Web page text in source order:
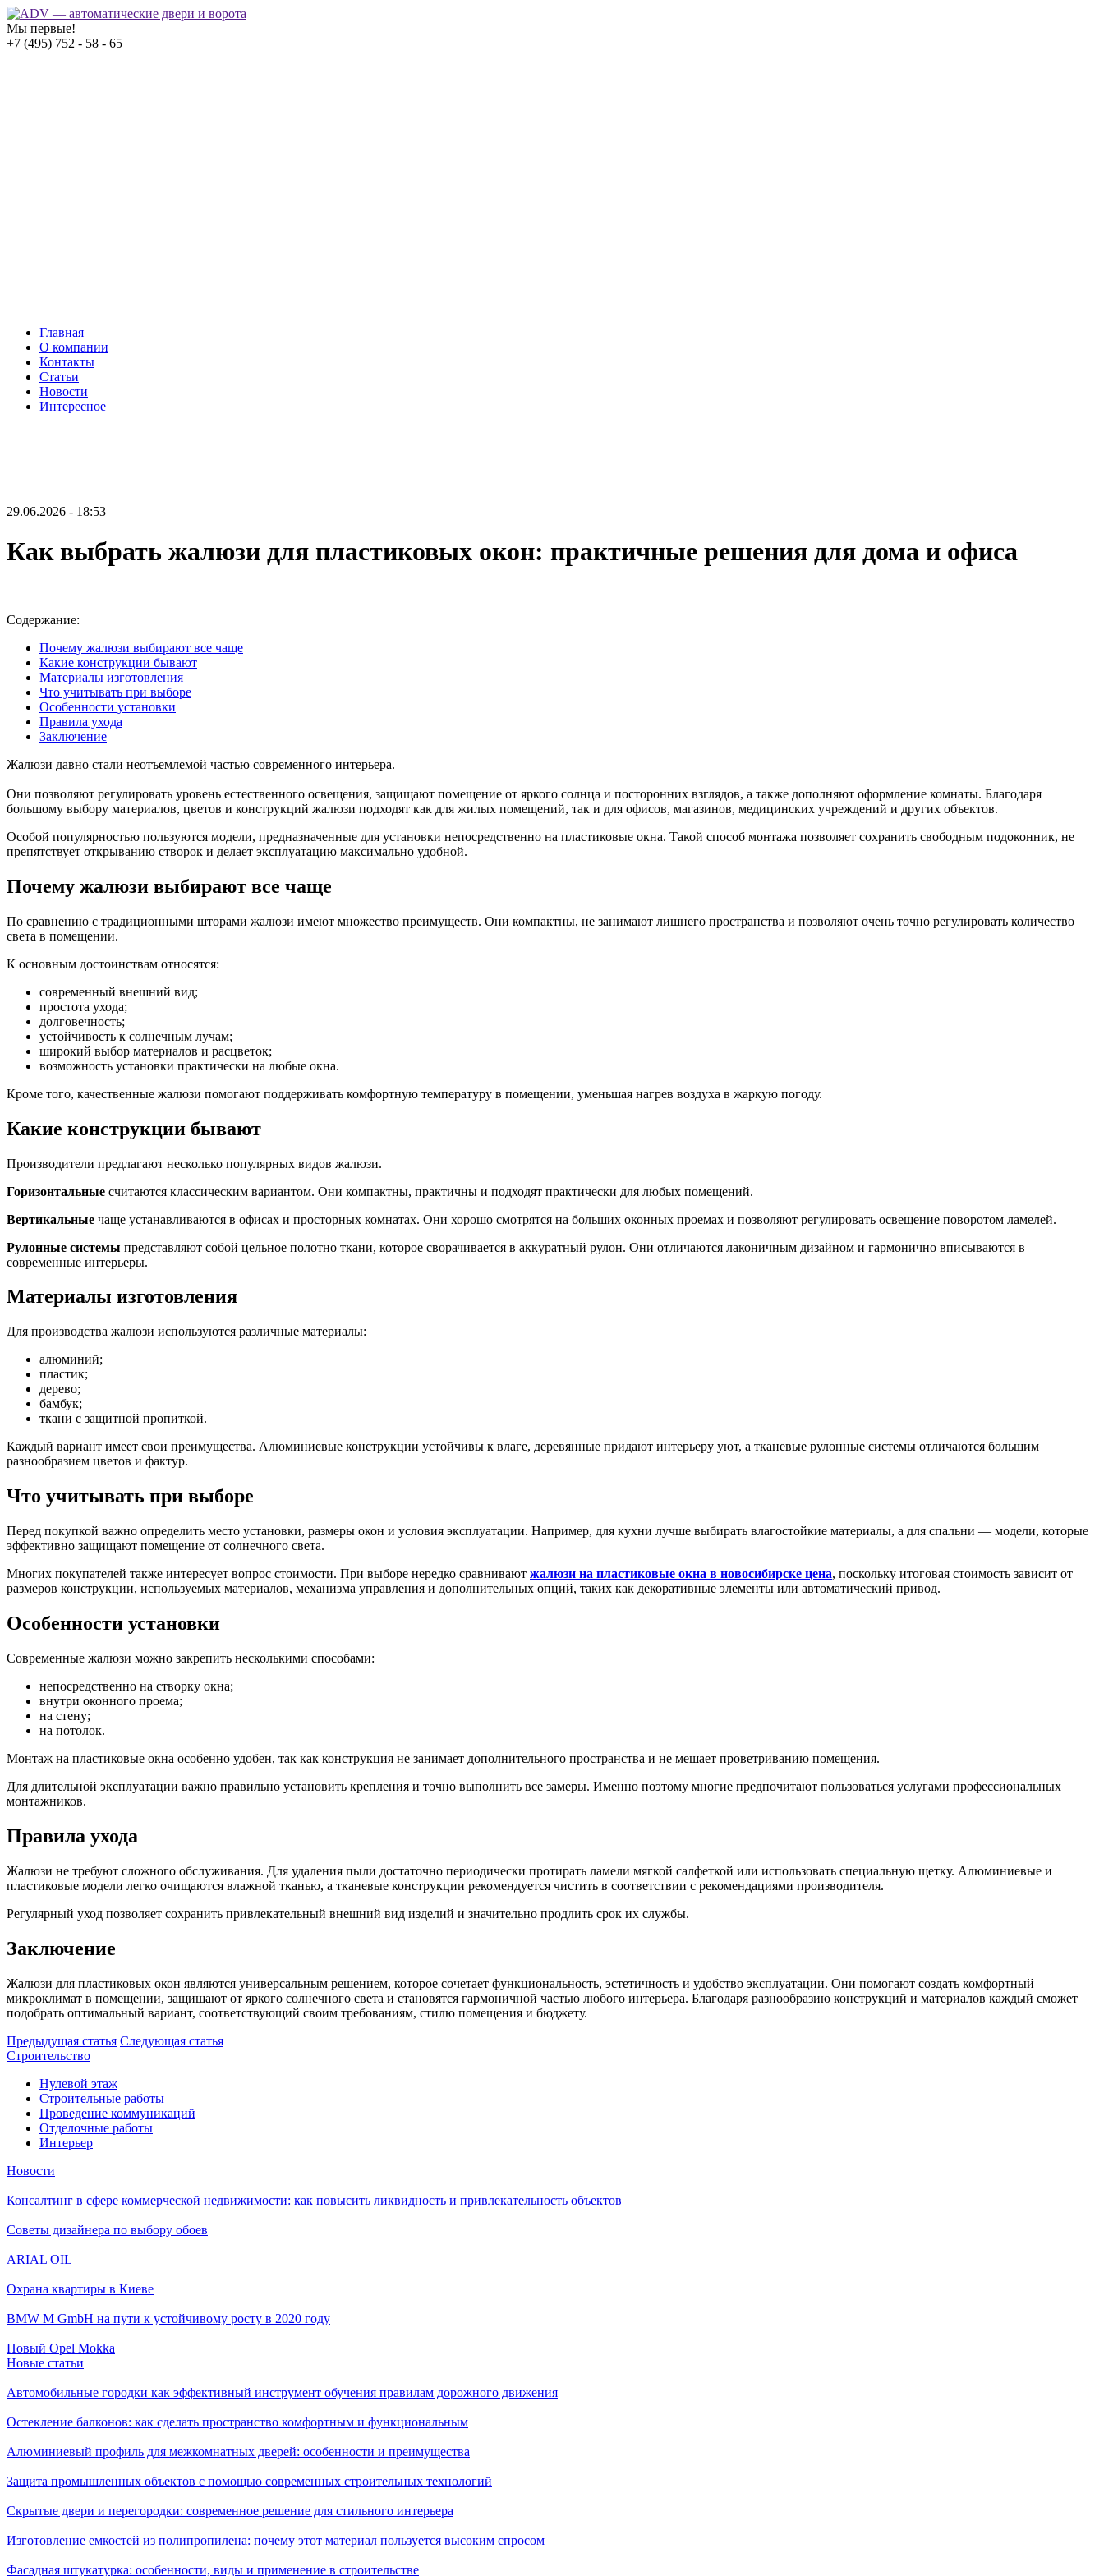
Мы первые!
+7 (495) 752 - 58 - 65
Главная
О компании
Контакты
Статьи
Новости
Интересное
29.06.2026 - 18:53
Как выбрать жалюзи для пластиковых окон: практичные решения для дома и офиса
Содержание:
Почему жалюзи выбирают все чаще
Какие конструкции бывают
Материалы изготовления
Что учитывать при выборе
Особенности установки
Правила ухода
Заключение
Жалюзи давно стали неотъемлемой частью современного интерьера.
Они позволяют регулировать уровень естественного освещения, защищают помещение от яркого солнца и посторонних взглядов, а также дополняют оформление комнаты. Благодаря
большому выбору материалов, цветов и конструкций жалюзи подходят как для жилых помещений, так и для офисов, магазинов, медицинских учреждений и других объектов.
Особой популярностью пользуются модели, предназначенные для установки непосредственно на пластиковые окна. Такой способ монтажа позволяет сохранить свободным подоконник, не
препятствует открыванию створок и делает эксплуатацию максимально удобной.
Почему жалюзи выбирают все чаще
По сравнению с традиционными шторами жалюзи имеют множество преимуществ. Они компактны, не занимают лишнего пространства и позволяют очень точно регулировать количество
света в помещении.
К основным достоинствам относятся:
современный внешний вид;
простота ухода;
долговечность;
устойчивость к солнечным лучам;
широкий выбор материалов и расцветок;
возможность установки практически на любые окна.
Кроме того, качественные жалюзи помогают поддерживать комфортную температуру в помещении, уменьшая нагрев воздуха в жаркую погоду.
Какие конструкции бывают
Производители предлагают несколько популярных видов жалюзи.
Горизонтальные считаются классическим вариантом. Они компактны, практичны и подходят практически для любых помещений.
Вертикальные чаще устанавливаются в офисах и просторных комнатах. Они хорошо смотрятся на больших оконных проемах и позволяют регулировать освещение поворотом ламелей.
Рулонные системы представляют собой цельное полотно ткани, которое сворачивается в аккуратный рулон. Они отличаются лаконичным дизайном и гармонично вписываются в
современные интерьеры.
Материалы изготовления
Для производства жалюзи используются различные материалы:
алюминий;
пластик;
дерево;
бамбук;
ткани с защитной пропиткой.
Каждый вариант имеет свои преимущества. Алюминиевые конструкции устойчивы к влаге, деревянные придают интерьеру уют, а тканевые рулонные системы отличаются большим
разнообразием цветов и фактур.
Что учитывать при выборе
Перед покупкой важно определить место установки, размеры окон и условия эксплуатации. Например, для кухни лучше выбирать влагостойкие материалы, а для спальни — модели, которые
эффективно защищают помещение от солнечного света.
Многих покупателей также интересует вопрос стоимости. При выборе нередко сравнивают жалюзи на пластиковые окна в новосибирске цена, поскольку итоговая стоимость зависит от
размеров конструкции, используемых материалов, механизма управления и дополнительных опций, таких как декоративные элементы или автоматический привод.
Особенности установки
Современные жалюзи можно закрепить несколькими способами:
непосредственно на створку окна;
внутри оконного проема;
на стену;
на потолок.
Монтаж на пластиковые окна особенно удобен, так как конструкция не занимает дополнительного пространства и не мешает проветриванию помещения.
Для длительной эксплуатации важно правильно установить крепления и точно выполнить все замеры. Именно поэтому многие предпочитают пользоваться услугами профессиональных
монтажников.
Правила ухода
Жалюзи не требуют сложного обслуживания. Для удаления пыли достаточно периодически протирать ламели мягкой салфеткой или использовать специальную щетку. Алюминиевые и
пластиковые модели легко очищаются влажной тканью, а тканевые конструкции рекомендуется чистить в соответствии с рекомендациями производителя.
Регулярный уход позволяет сохранить привлекательный внешний вид изделий и значительно продлить срок их службы.
Заключение
Жалюзи для пластиковых окон являются универсальным решением, которое сочетает функциональность, эстетичность и удобство эксплуатации. Они помогают создать комфортный
микроклимат в помещении, защищают от яркого солнечного света и становятся гармоничной частью любого интерьера. Благодаря разнообразию конструкций и материалов каждый сможет
подобрать оптимальный вариант, соответствующий своим требованиям, стилю помещения и бюджету.
Предыдущая статья Следующая статья
Строительство
Нулевой этаж
Строительные работы
Проведение коммуникаций
Отделочные работы
Интерьер
Новости
Консалтинг в сфере коммерческой недвижимости: как повысить ликвидность и привлекательность объектов
Советы дизайнера по выбору обоев
ARIAL OIL
Охрана квартиры в Киеве
BMW M GmbH на пути к устойчивому росту в 2020 году
Новый Opel Mokka
Новые статьи
Автомобильные городки как эффективный инструмент обучения правилам дорожного движения
Остекление балконов: как сделать пространство комфортным и функциональным
Алюминиевый профиль для межкомнатных дверей: особенности и преимущества
Защита промышленных объектов с помощью современных строительных технологий
Скрытые двери и перегородки: современное решение для стильного интерьера
Изготовление емкостей из полипропилена: почему этот материал пользуется высоким спросом
Фасадная штукатурка: особенности, виды и применение в строительстве